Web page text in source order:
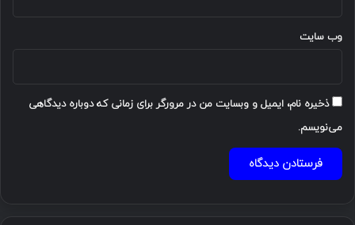
وب‌ سایت
ذخیره نام، ایمیل و وبسایت من در مرورگر برای زمانی که دوباره دیدگاهی
می‌نویسم.